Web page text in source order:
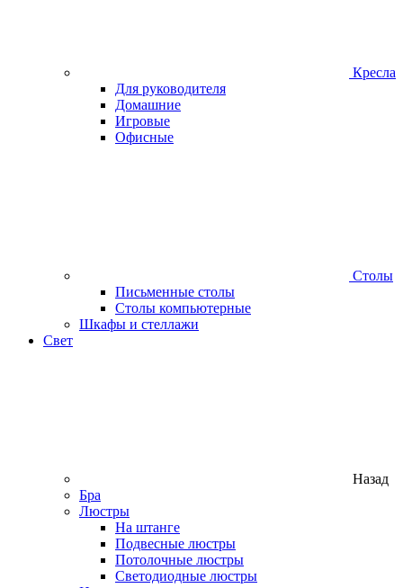
Кресла
Для руководителя
Домашние
Игровые
Офисные
Столы
Письменные столы
Столы компьютерные
Шкафы и стеллажи
Свет
Назад
Бра
Люстры
На штанге
Подвесные люстры
Потолочные люстры
Светодиодные люстры